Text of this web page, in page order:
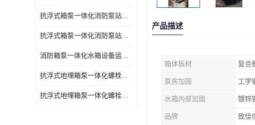
抗浮式箱泵一体化消防泵站的应用场景
抗浮式箱泵一体化消防泵站的数据采集过程
消防箱泵一体化水箱设备运行过程中如护
抗浮式地埋箱泵一体化螺栓连接部分如何防止漏水、漏气呢
抗浮式地埋箱泵一体化螺栓连接部分
产品描述
箱体板材 复合
泵房加固 工字
水箱内部加固 镀锌
品牌 致佳